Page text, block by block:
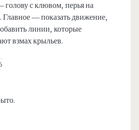
голову с клювом, перья на
Главное — показать движение,
линии, которые
взмах крыльев.